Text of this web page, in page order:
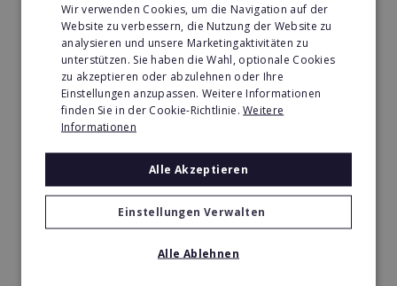
Gastronomie & Bringdienst Franchise in Antigua und
Barbuda
Sport Franchise in Antigua und Barbuda
Kaffee & Café Franchise in Antigua und Barbuda
Tier- & Zoobedarf Franchise in Antigua und Barbuda
Immobilien Franchise in Antigua und Barbuda
Kinder & Erziehung Franchise in Antigua und Barbuda
Kosmetik Franchise in Antigua und Barbuda
Lebensmittel Franchise in Antigua und Barbuda
Wir verwenden Cookies, um die Navigation auf der
Website zu verbessern, die Nutzung der Website zu
analysieren und unsere Marketingaktivitäten zu
unterstützen. Sie haben die Wahl, optionale Cookies
zu akzeptieren oder abzulehnen oder Ihre
Einstellungen anzupassen. Weitere Informationen
finden Sie in der Cookie-Richtlinie.Weitere
Informationen
Alle Akzeptieren
Einstellungen Verwalten
Alle Ablehnen